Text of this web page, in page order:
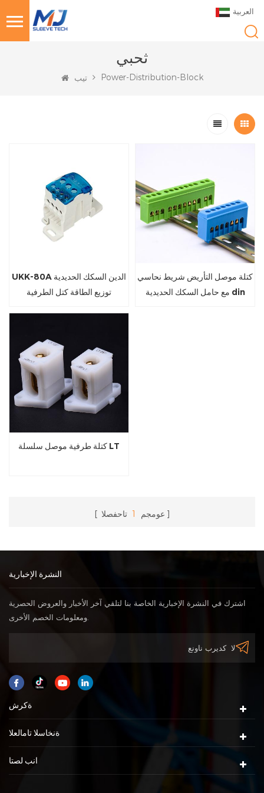
العربية
ثحبي
تيب Power-Distribution-Block
UKK-80A الدين السكك الحديدية
توزيع الطاقة كتل الطرفية
كتلة موصل التأريض شريط نحاسي
مع حامل السكك الحديدية din
كتلة طرفية موصل سلسلة LT
عومجم 1 تاحفصلا
النشرة الإخبارية
اشترك في النشرة الإخبارية الخاصة بنا لتلقي آخر الأخبار والعروض الحصرية
ومعلومات الخصم الأخرى.
ةكرش
ةنخاسلا تامالعلا
انب لصتا